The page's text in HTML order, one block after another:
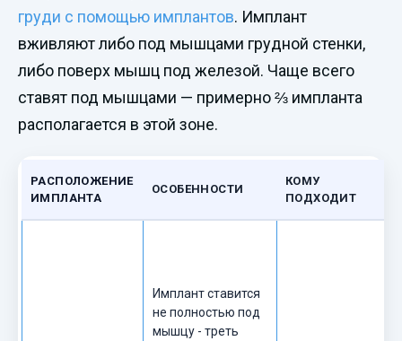
груди с помощью имплантов. Имплант
вживляют либо под мышцами грудной стенки,
либо поверх мышц под железой. Чаще всего
ставят под мышцами — примерно ⅔ импланта
располагается в этой зоне.
РАСПОЛОЖЕНИЕ
ИМПЛАНТА
ОСОБЕННОСТИ
КОМУ
ПОДХОДИТ
Имплант ставится
не полностью под
мышцу - треть